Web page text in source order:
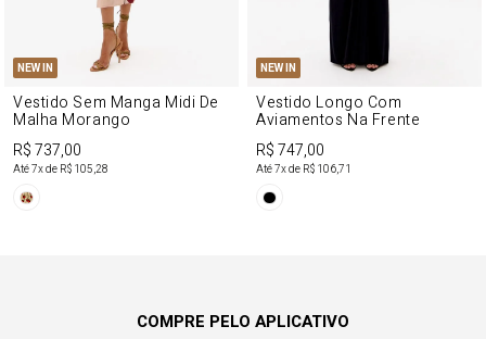
NEW IN
Vestido Sem Manga Midi De
Malha Morango
R$ 737,00
Até7x de R$ 105,28
NEW IN
Vestido Longo Com
Aviamentos Na Frente
R$ 747,00
Até7x de R$ 106,71
COMPRE PELO APLICATIVO